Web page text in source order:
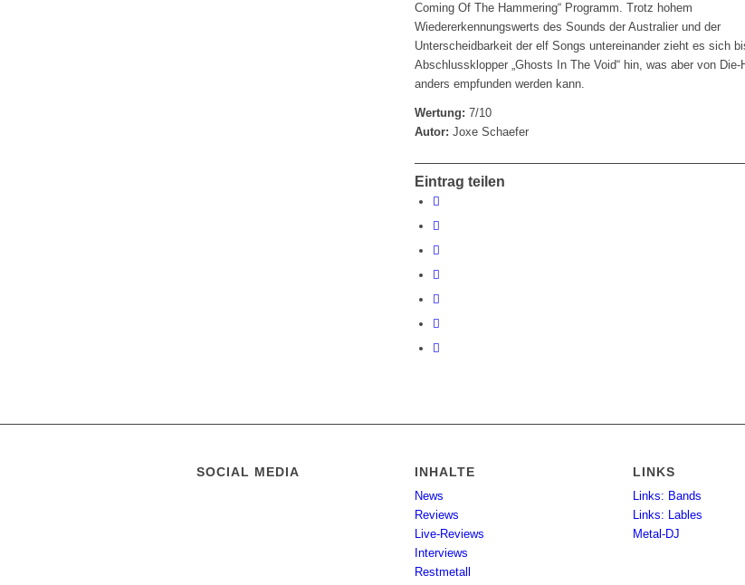
Coming Of The Hammering“ Programm. Trotz hohem
Wiedererkennungswerts des Sounds der Australier und der
Unterscheidbarkeit der elf Songs untereinander zieht es sich
Abschlussklopper „Ghosts In The Void“ hin, was aber von Die-
anders empfunden werden kann.
Wertung: 7/10
Autor: Joxe Schaefer
Eintrag teilen
SOCIAL MEDIA INHALTE
News
Reviews
Live-Reviews
Interviews
Restmetall
LINKS
Links: Bands
Links: Lables
Metal-DJ